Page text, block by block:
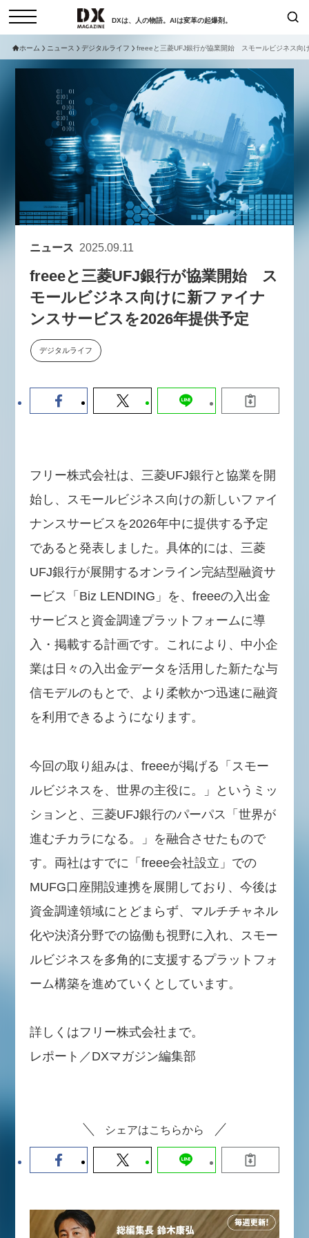
DXは、人の物語。AIは変革の起爆剤。
インタビュー
サービスメニュー 日本オムニチャネル協会
トップページ
特集
動画
サイトマップ
お問い合わせ
個人情報保護法について
採用情報
検索
現在開催予定のセミナー
【8/12開催】「イノベーションを
数値化する」～投資される事業の
学ぶ資金調達・巻き込みのリアル
2026-06-10
セミナー
【9/30開催】AIで何でもできる時
ホーム ニュース デジタルライフ freeeと三菱UFJ銀行が協業開始 スモールビジネス向
ニュース 2025.09.11
freeeと三菱UFJ銀行が協業開始 ス
モールビジネス向けに新ファイナ
ンスサービスを2026年提供予定
デジタルライフ
フリー株式会社は、三菱UFJ銀行と協業を開
始し、スモールビジネス向けの新しいファイ
ナンスサービスを2026年中に提供する予定
であると発表しました。具体的には、三菱
UFJ銀行が展開するオンライン完結型融資サ
ービス「Biz LENDING」を、freeeの入出金
サービスと資金調達プラットフォームに導
入・掲載する計画です。これにより、中小企
業は日々の入出金データを活用した新たな与
信モデルのもとで、より柔軟かつ迅速に融資
を利用できるようになります。
今回の取り組みは、freeeが掲げる「スモー
ルビジネスを、世界の主役に。」というミッ
ションと、三菱UFJ銀行のパーパス「世界が
進むチカラになる。」を融合させたもので
す。両社はすでに「freee会社設立」での
MUFG口座開設連携を展開しており、今後は
資金調達領域にとどまらず、マルチチャネル
化や決済分野での協働も視野に入れ、スモー
ルビジネスを多角的に支援するプラットフォ
ーム構築を進めていくとしています。
詳しくはフリー株式会社まで。
レポート／DXマガジン編集部
シェアはこちらから